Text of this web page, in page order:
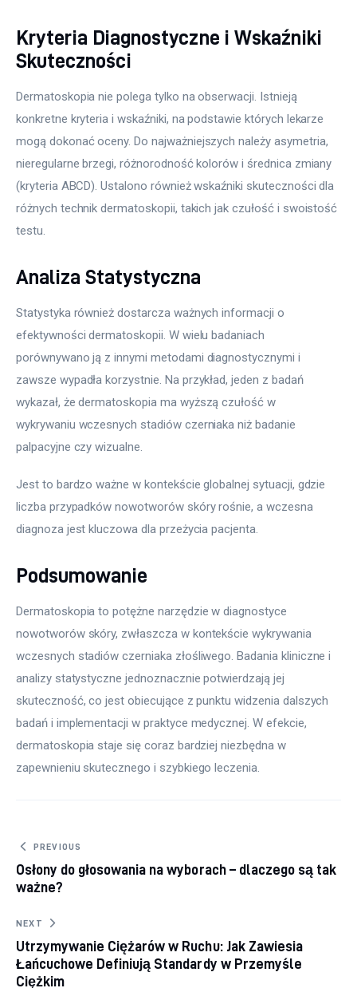
Kryteria Diagnostyczne i Wskaźniki
Skuteczności
Dermatoskopia nie polega tylko na obserwacji. Istnieją
konkretne kryteria i wskaźniki, na podstawie których lekarze
mogą dokonać oceny. Do najważniejszych należy asymetria,
nieregularne brzegi, różnorodność kolorów i średnica zmiany
(kryteria ABCD). Ustalono również wskaźniki skuteczności dla
różnych technik dermatoskopii, takich jak czułość i swoistość
testu.
Analiza Statystyczna
Statystyka również dostarcza ważnych informacji o
efektywności dermatoskopii. W wielu badaniach
porównywano ją z innymi metodami diagnostycznymi i
zawsze wypadła korzystnie. Na przykład, jeden z badań
wykazał, że dermatoskopia ma wyższą czułość w
wykrywaniu wczesnych stadiów czerniaka niż badanie
palpacyjne czy wizualne.
Jest to bardzo ważne w kontekście globalnej sytuacji, gdzie
liczba przypadków nowotworów skóry rośnie, a wczesna
diagnoza jest kluczowa dla przeżycia pacjenta.
Podsumowanie
Dermatoskopia to potężne narzędzie w diagnostyce
nowotworów skóry, zwłaszcza w kontekście wykrywania
wczesnych stadiów czerniaka złośliwego. Badania kliniczne i
analizy statystyczne jednoznacznie potwierdzają jej
skuteczność, co jest obiecujące z punktu widzenia dalszych
badań i implementacji w praktyce medycznej. W efekcie,
dermatoskopia staje się coraz bardziej niezbędna w
zapewnieniu skutecznego i szybkiego leczenia.
Nawigacja wpisu
PREVIOUS
Osłony do głosowania na wyborach – dlaczego są tak
ważne?
NEXT
Utrzymywanie Ciężarów w Ruchu: Jak Zawiesia
Łańcuchowe Definiują Standardy w Przemyśle
Ciężkim